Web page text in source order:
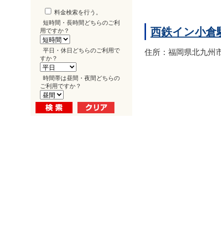
料金検索を行う。
短時間・長時間どちらのご利
用ですか？
平日・休日どちらのご利用で
すか？
時間帯は昼間・夜間どちらの
ご利用ですか？
西鉄イン小倉
住所：福岡県北九州